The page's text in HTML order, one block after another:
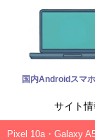
国内Androidスマ
サイト情
Pixel 10a・Galaxy